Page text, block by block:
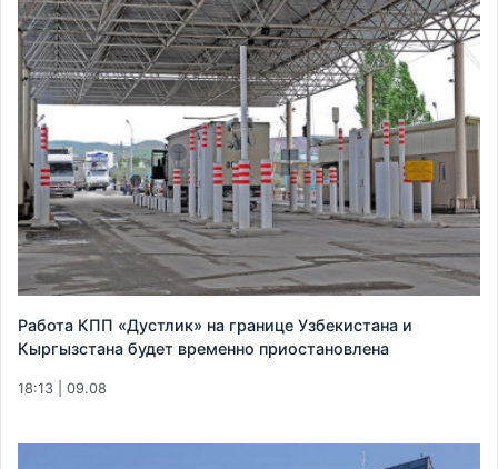
Работа КПП «Дустлик» на границе Узбекистана и
Кыргызстана будет временно приостановлена
18:13 | 09.08